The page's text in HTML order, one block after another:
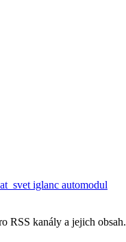
iglanc automodul
RSS kanály a jejich obsah.